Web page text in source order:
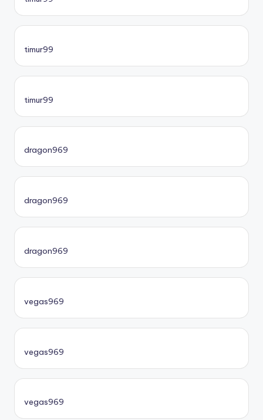
timur99
timur99
dragon969
dragon969
dragon969
vegas969
vegas969
vegas969